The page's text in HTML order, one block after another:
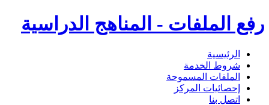
رفع الملفات - المناهج الدراسية
الرئيسية
شروط الخدمة
الملفات المسموحة
إحصائيات المركز
اتصل بنا